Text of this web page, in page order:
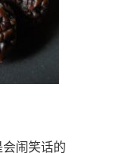
闹笑话的